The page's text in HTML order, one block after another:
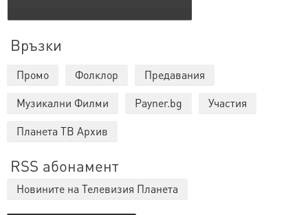
Връзки
Промо Фолклор
Предавания
Музикални Филми
Payner.bg
Участия
Планета ТВ Архив
RSS абонамент
Новините на Телевизия Планета